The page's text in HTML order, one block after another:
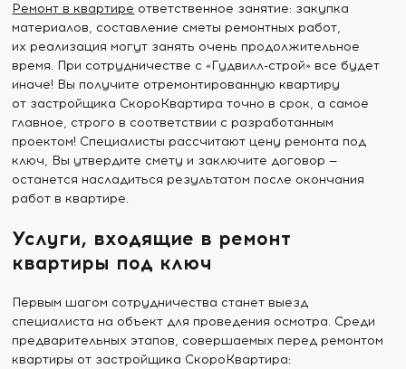
Ремонт в квартире ответственное занятие: закупка
материалов, составление сметы ремонтных работ,
их реализация могут занять очень продолжительное
время. При сотрудничестве с «Гудвилл-строй» все будет
иначе! Вы получите отремонтированную квартиру
от застройщика СкороКвартира точно в срок, а самое
главное, строго в соответствии с разработанным
проектом! Специалисты рассчитают цену ремонта под
ключ, Вы утвердите смету и заключите договор —
останется насладиться результатом после окончания
работ в квартире.
Услуги, входящие в ремонт
квартиры под ключ
Первым шагом сотрудничества станет выезд
специалиста на объект для проведения осмотра. Среди
предварительных этапов, совершаемых перед ремонтом
квартиры от застройщика СкороКвартира: